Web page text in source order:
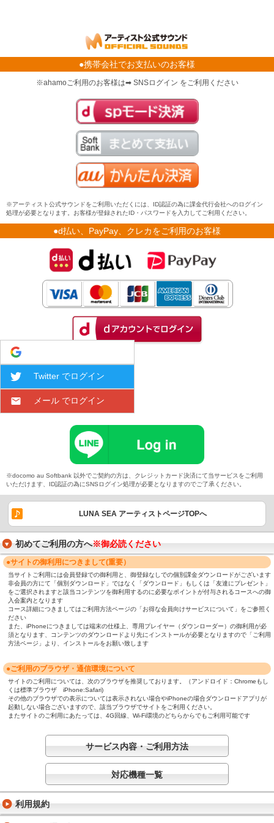
●携帯会社でお支払いのお客様
※ahamoご利用のお客様は➡ SNSログイン をご利用ください
※アーティスト公式サウンドをご利用いただくには、ID認証の為に課金代行会社へのログイン
処理が必要となります。お客様が登録されたID・パスワードを入力してご利用ください。
●d払い、PayPay、クレカをご利用のお客様
Twitter でログイン
メール でログイン
※docomo au Softbank 以外でご契約の方は、クレジットカード決済にて当サービスをご利用
いただけます、ID認証の為にSNSログイン処理が必要となりますのでご了承ください。
LUNA SEA アーティストページTOPへ
初めてご利用の方へ※御必読ください
●サイトの御利用につきまして(重要）
当サイトご利用には会員登録での御利用と、御登録なしでの個別課金ダウンロードがございます
非会員の方にて「個別ダウンロード」ではなく「ダウンロード」もしくは「友達にプレゼント」
をご選択されますと該当コンテンツを御利用するのに必要なポイントが付与されるコースへの御
入会案内となります
コース詳細につきましてはご利用方法ページの「お得な会員向けサービスについて」をご参照く
ださい
また、iPhoneにつきましては端末の仕様上、専用プレイヤー（ダウンローダー）の御利用が必
須となります、コンテンツのダウンロードより先にインストールが必要となりますので「ご利用
方法ページ」より、インストールをお願い致します
●ご利用のブラウザ・通信環境について
サイトのご利用については、次のブラウザを推奨しております。（アンドロイド：Chromeもし
くは標準ブラウザ iPhone:Safari)
その他のブラウザでの表示については表示されない場合やiPhoneの場合ダウンロードアプリが
起動しない場合ございますので、該当ブラウザでサイトをご利用ください。
またサイトのご利用にあたっては、4G回線、Wi-Fi環境のどちらからでもご利用可能です
サービス内容・ご利用方法
対応機種一覧
利用規約